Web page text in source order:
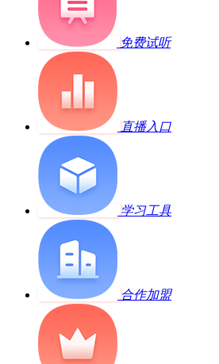
免费试听
直播入口
学习工具
合作加盟